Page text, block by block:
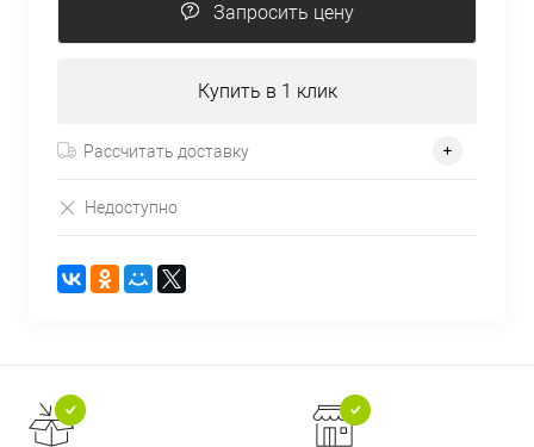
Запросить цену
Купить в 1 клик
Рассчитать доставку
Недоступно